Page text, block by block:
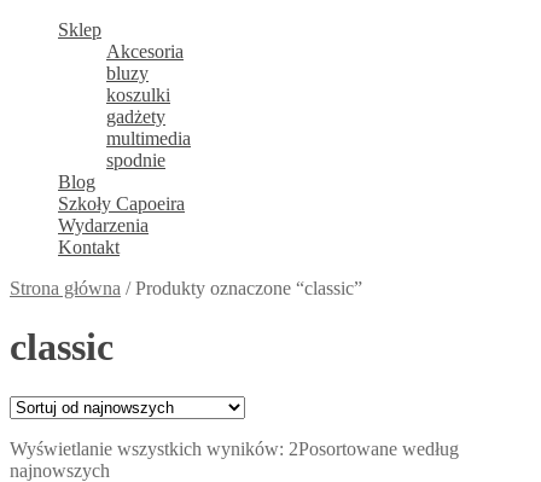
Sklep
Akcesoria
bluzy
koszulki
gadżety
multimedia
spodnie
Blog
Szkoły Capoeira
Wydarzenia
Kontakt
Strona główna /Produkty oznaczone “classic”
classic
Wyświetlanie wszystkich wyników: 2Posortowane według
najnowszych